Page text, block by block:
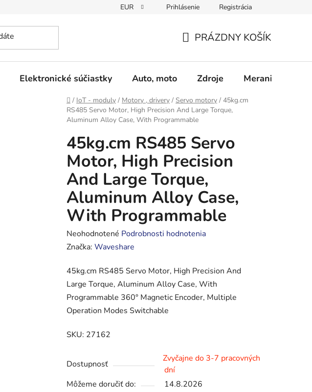
Obchodné podmienky Podmienky ochrany osobných údajov
EUR Prihlásenie Registrácia
KOŠÍK
PRÁZDNY KOŠÍK
Elektronické súčiastky Auto, moto Zdroje Meranie -
Domov
/ IoT - moduly / Motory , drivery / Servo motory / 45kg.cm
RS485 Servo Motor, High Precision And Large Torque,
Aluminum Alloy Case, With Programmable
45kg.cm RS485 Servo
Motor, High Precision
And Large Torque,
Aluminum Alloy Case,
With Programmable
Priemerné
hodnotenie
je
0,0
z
5
Neohodnotené Podrobnosti hodnotenia
Značka: Waveshare
45kg.cm RS485 Servo Motor, High Precision And
Large Torque, Aluminum Alloy Case, With
Programmable 360° Magnetic Encoder, Multiple
Operation Modes Switchable
SKU: 27162
Dostupnosť
Zvyčajne do 3-7 pracovných
dní
Môžeme doručiť do:
14.8.2026